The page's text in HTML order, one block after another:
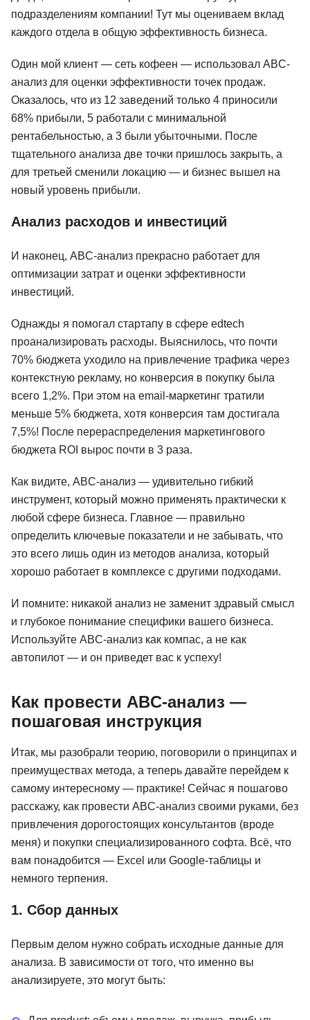
подразделениям компании! Тут мы оцениваем вклад
каждого отдела в общую эффективность бизнеса.
Один мой клиент — сеть кофеен — использовал ABC-
анализ для оценки эффективности точек продаж.
Оказалось, что из 12 заведений только 4 приносили
68% прибыли, 5 работали с минимальной
рентабельностью, а 3 были убыточными. После
тщательного анализа две точки пришлось закрыть, а
для третьей сменили локацию — и бизнес вышел на
новый уровень прибыли.
Анализ расходов и инвестиций
И наконец, ABC-анализ прекрасно работает для
оптимизации затрат и оценки эффективности
инвестиций.
Однажды я помогал стартапу в сфере edtech
проанализировать расходы. Выяснилось, что почти
70% бюджета уходило на привлечение трафика через
контекстную рекламу, но конверсия в покупку была
всего 1,2%. При этом на email-маркетинг тратили
меньше 5% бюджета, хотя конверсия там достигала
7,5%! После перераспределения маркетингового
бюджета ROI вырос почти в 3 раза.
Как видите, ABC-анализ — удивительно гибкий
инструмент, который можно применять практически к
любой сфере бизнеса. Главное — правильно
определить ключевые показатели и не забывать, что
это всего лишь один из методов анализа, который
хорошо работает в комплексе с другими подходами.
И помните: никакой анализ не заменит здравый смысл
и глубокое понимание специфики вашего бизнеса.
Используйте ABC-анализ как компас, а не как
автопилот — и он приведет вас к успеху!
Как провести ABC-анализ —
пошаговая инструкция
Итак, мы разобрали теорию, поговорили о принципах и
преимуществах метода, а теперь давайте перейдем к
самому интересному — практике! Сейчас я пошагово
расскажу, как провести ABC-анализ своими руками, без
привлечения дорогостоящих консультантов (вроде
меня) и покупки специализированного софта. Всё, что
вам понадобится — Excel или Google-таблицы и
немного терпения.
1. Сбор данных
Первым делом нужно собрать исходные данные для
анализа. В зависимости от того, что именно вы
анализируете, это могут быть: